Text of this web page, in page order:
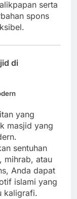
serta
spons
di
yang
masjid yang
sentuhan
mihrab, atau
Anda dapat
islami yang
kaligrafi.